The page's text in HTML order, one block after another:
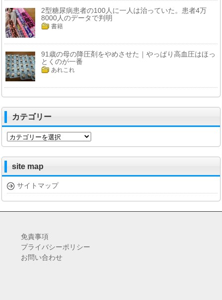
2型糖尿病患者の100人に一人は治っていた。患者4万
8000人のデータで判明
書籍
91歳の母の降圧剤をやめさせた｜やっぱり高血圧はほっ
とくのが一番
あれこれ
カテゴリー
カ
リ
ー
site map
サイトマップ
免責事項
プライバシーポリシー
お問い合わせ